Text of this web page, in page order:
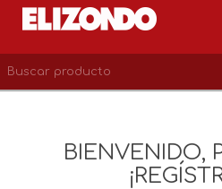
LISTA DE DESEOS 0
BIENVENIDO,